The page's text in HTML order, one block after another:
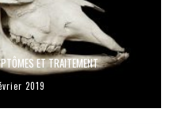
ET TRAITEMENT
2019